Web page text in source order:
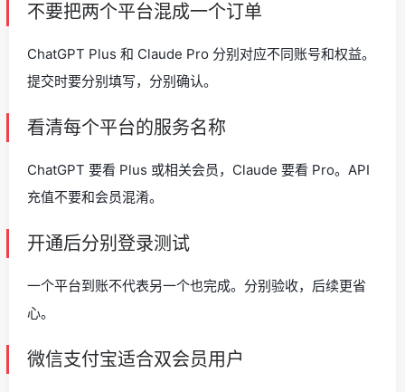
不要把两个平台混成一个订单
ChatGPT Plus 和 Claude Pro 分别对应不同账号和权益。
提交时要分别填写，分别确认。
看清每个平台的服务名称
ChatGPT 要看 Plus 或相关会员，Claude 要看 Pro。API
充值不要和会员混淆。
开通后分别登录测试
一个平台到账不代表另一个也完成。分别验收，后续更省
心。
微信支付宝适合双会员用户